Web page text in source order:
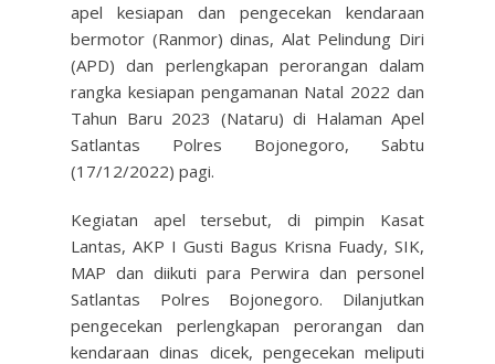
apel kesiapan dan pengecekan kendaraan
bermotor (Ranmor) dinas, Alat Pelindung Diri
(APD) dan perlengkapan perorangan dalam
rangka kesiapan pengamanan Natal 2022 dan
Tahun Baru 2023 (Nataru) di Halaman Apel
Satlantas Polres Bojonegoro, Sabtu
(17/12/2022) pagi.
Kegiatan apel tersebut, di pimpin Kasat
Lantas, AKP I Gusti Bagus Krisna Fuady, SIK,
MAP dan diikuti para Perwira dan personel
Satlantas Polres Bojonegoro. Dilanjutkan
pengecekan perlengkapan perorangan dan
kendaraan dinas dicek, pengecekan meliputi